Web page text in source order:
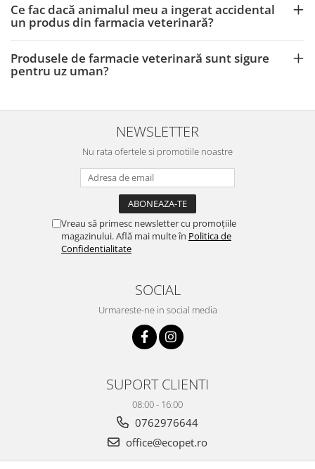
Ce fac dacă animalul meu a ingerat accidental
un produs din farmacia veterinară?
Produsele de farmacie veterinară sunt sigure
pentru uz uman?
NEWSLETTER
Nu rata ofertele si promotiile noastre
Vreau să primesc newsletter cu promoțiile
magazinului. Află mai multe în Politica de
Confidentialitate
SOCIAL
Urmareste-ne in social media
SUPORT CLIENTI
08:00 - 16:00
0762976644
office@ecopet.ro